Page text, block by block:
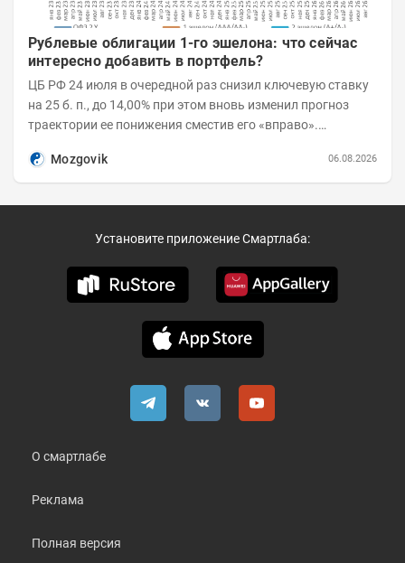
Рублевые облигации 1-го эшелона: что сейчас
интересно добавить в портфель?
ЦБ РФ 24 июля в очередной раз снизил ключевую ставку
на 25 б. п., до 14,00% при этом вновь изменил прогноз
траектории ее понижения сместив его «вправо».
Mozgovik
06.08.2026
Установите приложение Смартлаба:
О смартлабе
Реклама
Полная версия